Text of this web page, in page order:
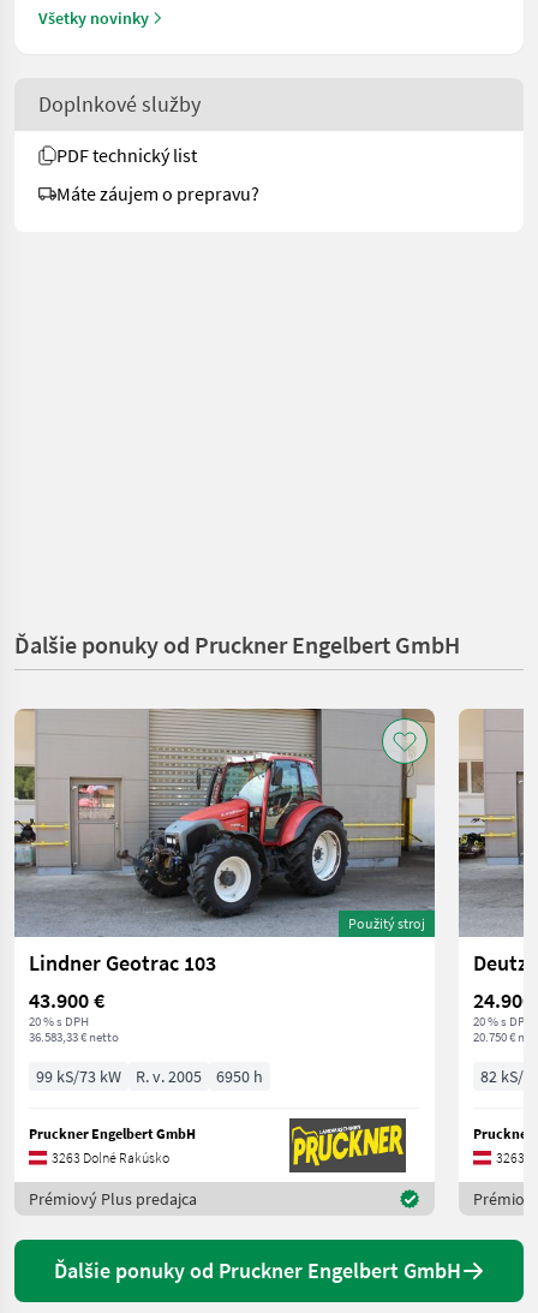
Všetky novinky
Doplnkové služby
PDF technický list
Máte záujem o prepravu?
Ďalšie ponuky od Pruckner Engelbert GmbH
Použitý stroj
Lindner Geotrac 103
43.900 €
20 % s DPH
36.583,33 € netto
99 kS/73 kW R. v. 2005 6950 h
Pruckner Engelbert GmbH
3263 Dolné Rakúsko
Prémiový Plus predajca
Deutz
24.900
20 % s DPH
20.750 €
82 kS/
Pruckner
3263
Ďalšie ponuky od Pruckner Engelbert GmbH